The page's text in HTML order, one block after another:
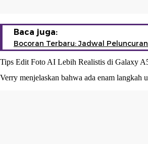
Baca juga:
Bocoran Terbaru: Jadwal
Tips Edit Foto AI Lebih Realistis di Galaxy
Verry menjelaskan bahwa ada enam